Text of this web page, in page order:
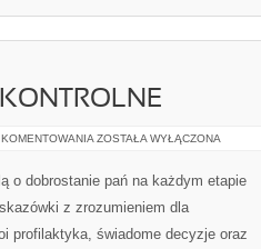
PROFILAKTYKA
KONTROLNE
ZOSTAŁA WYŁĄCZONA
o dobrostanie pań na każdym etapie
z zrozumieniem dla
profilaktyka, świadome decyzje oraz